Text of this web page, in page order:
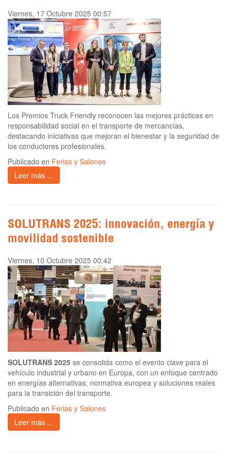
Viernes, 17 Octubre 2025 00:57
Los Premios Truck Friendly reconocen las mejores prácticas en
responsabilidad social en el transporte de mercancías,
destacando iniciativas que mejoran el bienestar y la seguridad de
los conductores profesionales.
Publicado en Ferias y Salones
Leer más ...
SOLUTRANS 2025: innovación, energía y
movilidad sostenible
Viernes, 10 Octubre 2025 00:42
SOLUTRANS 2025 se consolida como el evento clave para el
vehículo industrial y urbano en Europa, con un enfoque centrado
en energías alternativas, normativa europea y soluciones reales
para la transición del transporte.
Publicado en Ferias y Salones
Leer más ...